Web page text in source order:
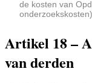
de kosten van
Artikel 18 –
van derden